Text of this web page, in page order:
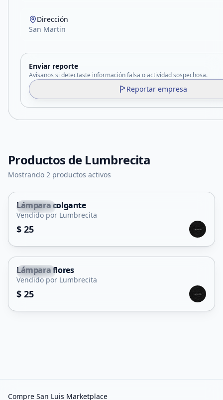
Dirección
San Martin
Enviar reporte
Avisanos si detectaste información falsa o actividad sospechosa.
Reportar empresa
Productos de Lumbrecita
Mostrando 2 productos activos
Capital
Lámpara colgante
Vendido por Lumbrecita
$ 25
Capital
Lámpara flores
Vendido por Lumbrecita
$ 25
Compre San Luis Marketplace